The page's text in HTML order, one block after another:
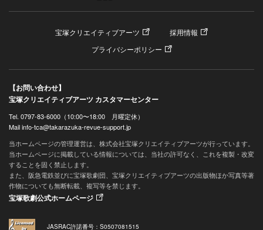
宝塚クリエイティブアーツ
採用情報
プライバシーポリシー
【お問い合わせ】
宝塚クリエイティブアーツ カスタマーセンター
Tel. 0797-83-6000（10:00〜18:00 月曜定休）
Mail info-tca@takarazuka-revue-support.jp
当ホームページの管理運営は、株式会社宝塚クリエイティブアーツが行っています。
当ホームページに掲載している情報については、当社の許可なく、これを複製・改変
することを固く禁止します。
また、阪急電鉄並びに宝塚歌劇団、宝塚クリエイティブアーツの出版物ほか写真等著
作物についても無断転載、複写等を禁じます。
宝塚歌劇公式ホームページ
JASRAC許諾番号：S0507081515